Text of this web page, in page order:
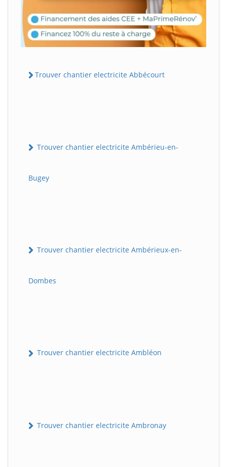
Trouver chantier electricite Abbécourt
Trouver chantier electricite Ambérieu-en-
Bugey
Trouver chantier electricite Ambérieux-en-
Dombes
Trouver chantier electricite Ambléon
Trouver chantier electricite Ambronay